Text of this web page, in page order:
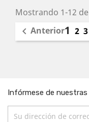
Mostrando 1-12
 Anterior1 2 3
Infórmese de